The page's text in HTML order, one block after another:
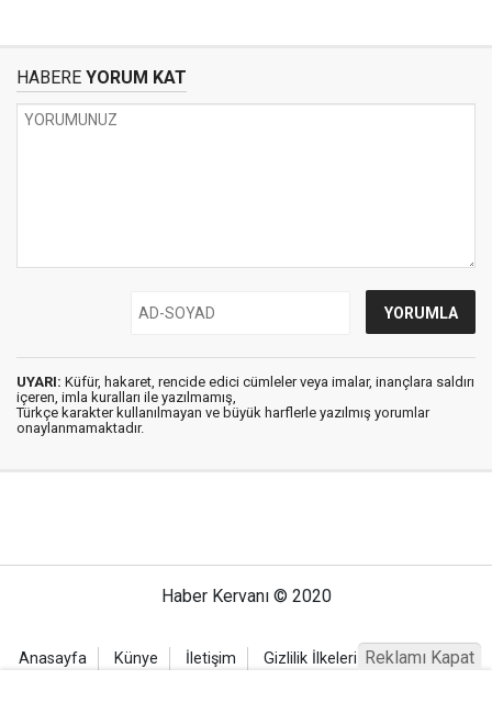
HABERE YORUM KAT
UYARI: Küfür, hakaret, rencide edici cümleler veya imalar, inançlara saldırı
içeren, imla kuralları ile yazılmamış,
Türkçe karakter kullanılmayan ve büyük harflerle yazılmış yorumlar
onaylanmamaktadır.
Haber Kervanı © 2020
Anasayfa Künye İletişim Gizlilik İlkeleri Sitene Ekle
Reklamı Kapat